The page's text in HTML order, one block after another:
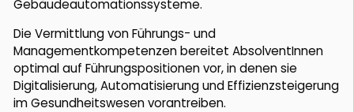
Gebäudeautomationssysteme.
Die Vermittlung von Führungs- und
Managementkompetenzen bereitet AbsolventInnen
optimal auf Führungspositionen vor, in denen sie
Digitalisierung, Automatisierung und Effizienzsteigerung
im Gesundheitswesen vorantreiben.